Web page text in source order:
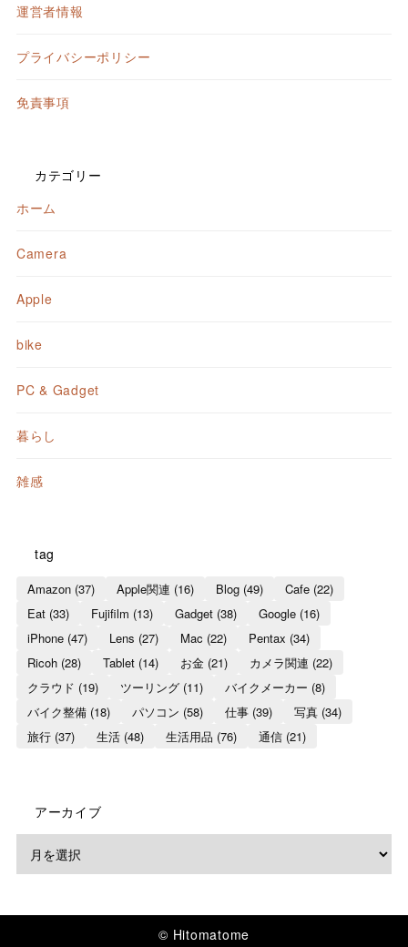
運営者情報
プライバシーポリシー
免責事項
カテゴリー
ホーム
Camera
Apple
bike
PC & Gadget
暮らし
雑感
tag
Amazon(37) Apple関連 (16) Blog(49) Cafe(22)
Eat(33) Fujifilm (13) Gadget(38) Google(16)
iPhone(47) Lens (27) Mac (22) Pentax (34)
Ricoh(28) Tablet(14) お金(21) カメラ関連 (22)
クラウド (19) ツーリング(11) バイクメーカー (8)
バイク整備(18) パソコン (58) 仕事(39) 写真(34)
旅行(37) 生活(48) 生活用品 (76) 通信(21)
アーカイブ
© Hitomatome